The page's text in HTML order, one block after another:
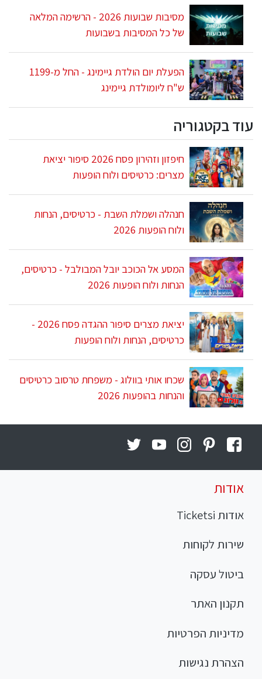
מסיבות שבועות 2026 - הרשימה המלאה
של כל המסיבות בשבועות
הפעלת יום הולדת גיימינג - החל מ-1199
ש"ח ליומולדת גיימינג
עוד בקטגוריה
חיפזון וזהירון פסח 2026 סיפור יציאת
מצרים: כרטיסים ולוח הופעות
חנהלה ושמלת השבת - כרטיסים, הנחות
ולוח הופעות 2026
המסע אל הכוכב יובל המבולבל - כרטיסים,
הנחות ולוח הופעות 2026
יציאת מצרים סיפור ההגדה פסח 2026 -
כרטיסים, הנחות ולוח הופעות
שכחו אותי בוולוג - משפחת טרסוב כרטיסים
והנחות בהופעות 2026
אודות
אודות Ticketsi
שירות לקוחות
ביטול עסקה
תקנון האתר
מדיניות הפרטיות
הצהרת נגישות